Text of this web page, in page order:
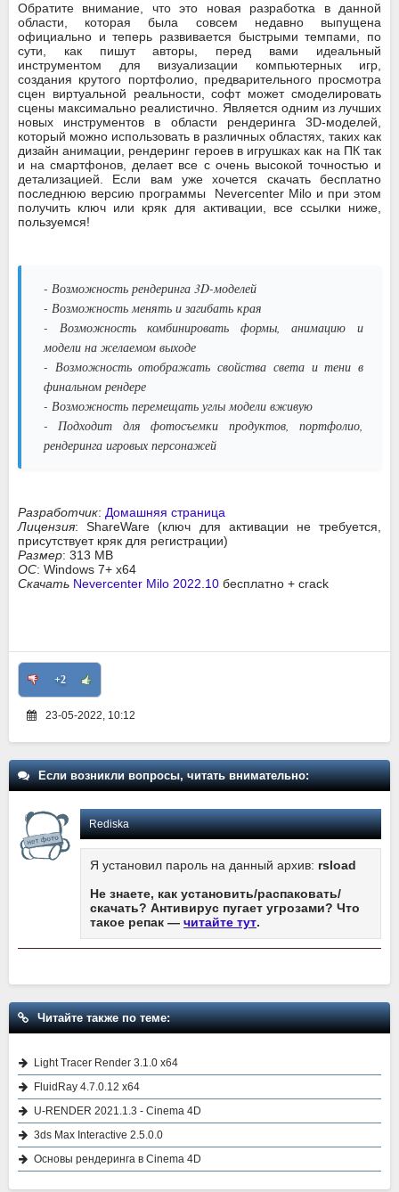
Обратите внимание, что это новая разработка в данной
области, которая была совсем недавно выпущена
официально и теперь развивается быстрыми темпами, по
сути, как пишут авторы, перед вами идеальный
инструментом для визуализации компьютерных игр,
создания крутого портфолио, предварительного просмотра
сцен виртуальной реальности, софт может смоделировать
сцены максимально реалистично. Является одним из лучших
новых инструментов в области рендеринга 3D-моделей,
который можно использовать в различных областях, таких как
дизайн анимации, рендеринг героев в игрушках как на ПК так
и на смартфонов, делает все с очень высокой точностью и
детализацией. Если вам уже хочется скачать бесплатно
последнюю версию программы Nevercenter Milo и при этом
получить ключ или кряк для активации, все ссылки ниже,
пользуемся!
- Возможность рендеринга 3D-моделей
- Возможность менять и загибать края
- Возможность комбинировать формы, анимацию и
модели на желаемом выходе
- Возможность отображать свойства света и тени в
финальном рендере
- Возможность перемещать углы модели вживую
- Подходит для фотосъемки продуктов, портфолио,
рендеринга игровых персонажей
Разработчик: Домашняя страница
Лицензия: ShareWare (ключ для активации не требуется,
присутствует кряк для регистрации)
Размер: 313 MB
ОС: Windows 7+ x64
Скачать Nevercenter Milo 2022.10 бесплатно + crack
+2
23-05-2022, 10:12
Если возникли вопросы, читать внимательно:
Rediska
Я установил пароль на данный архив: rsload
Не знаете, как установить/распаковать/
скачать? Антивирус пугает угрозами? Что
такое репак — читайте тут.
Читайте также по теме:
Light Tracer Render 3.1.0 x64
FluidRay 4.7.0.12 x64
U-RENDER 2021.1.3 - Cinema 4D
3ds Max Interactive 2.5.0.0
Основы рендеринга в Cinema 4D